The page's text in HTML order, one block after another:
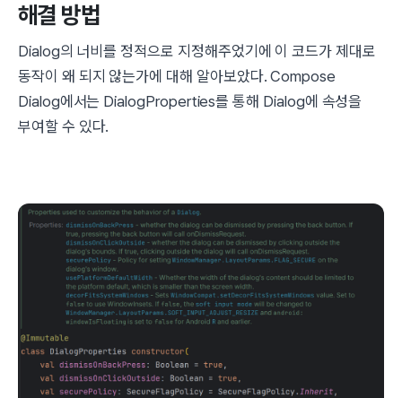
해결 방법
Dialog의 너비를 정적으로 지정해주었기에 이 코드가 제대로
동작이 왜 되지 않는가에 대해 알아보았다. Compose
Dialog에서는 DialogProperties를 통해 Dialog에 속성을
부여할 수 있다.